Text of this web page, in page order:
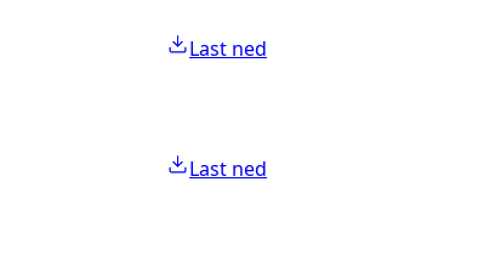
Last ned
Last ned